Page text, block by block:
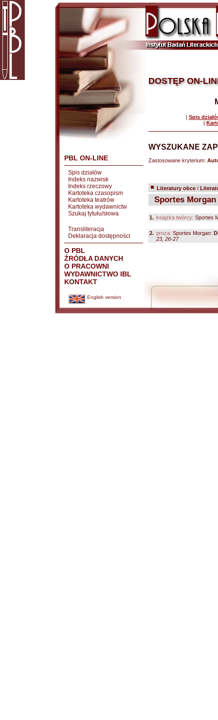
PBL ON-LINE
Spis działów
Indeks nazwisk
Indeks rzeczowy
Kartoteka czasopism
Kartoteka teatrów
Kartoteka wydawnictw
Szukaj tytułu/słowa
Transliteracja
Deklaracja dostępności
O PBL
ŹRÓDŁA DANYCH
O PRACOWNI
WYDAWNICTWO IBL
KONTAKT
English version
DOSTĘP ON-
| Spis
|
WYSZUKANE
Zastosowane kryterium:
Literatury obce /
Sportes Morgan
1. książka twórcy: Sportes
2. proza: Sportes Morgan:
23, 26-27